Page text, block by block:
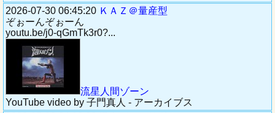
2026-07-30 06:45:20 ＫＡＺ＠量産型
ぞぉーんぞぉーん
youtu.be/j0-qGmTk3r0?...
流星人間ゾーン
YouTube video by 子門真人 - アーカイブス